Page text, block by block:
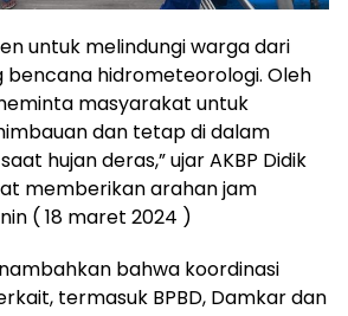
untuk melindungi warga dari
bencana hidrometeorologi. Oleh
masyarakat untuk
dan tetap di dalam
hujan deras,” ujar AKBP Didik
memberikan arahan jam
( 18 maret 2024 )
bahwa koordinasi
termasuk BPBD, Damkar dan